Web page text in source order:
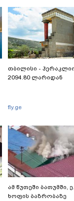
თბილისი -
2094.80 ლარიდან
fly.ge
ამ წუთეში ბათუმში,
ხოფის ბაზრობაზე